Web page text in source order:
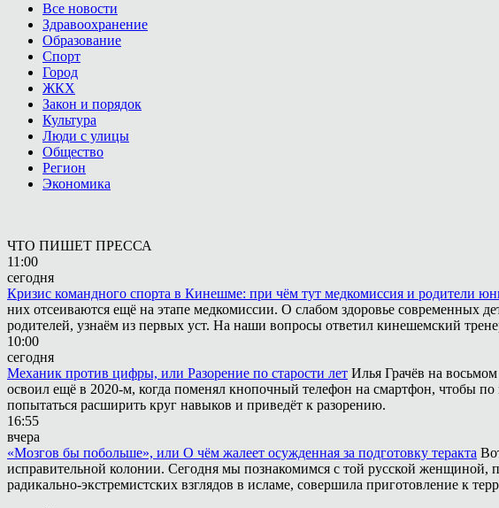
Все новости
Здравоохранение
Образование
Спорт
Город
ЖКХ
Закон и порядок
Культура
Люди с улицы
Общество
Регион
Экономика
ЧТО ПИШЕТ ПРЕССА
11:00
сегодня
Кризис командного спорта в Кинешме: при чём тут медкомиссия и родители
них отсеиваются ещё на этапе медкомиссии. О слабом здоровье современных
родителей, узнаём из первых уст. На наши вопросы ответил кинешемский
10:00
сегодня
Механик против цифры, или Разорение по старости лет Илья Грачёв на
освоил ещё в 2020-м, когда поменял кнопочный телефон на смартфон, чтобы
попытаться расширить круг навыков и приведёт к разорению.
16:55
вчера
«Мозгов бы побольше», или О чём жалеет осужденная за подготовку теракта
исправительной колонии. Сегодня мы познакомимся с той русской женщиной,
радикально-экстремистских взглядов в исламе, совершила приготовление к